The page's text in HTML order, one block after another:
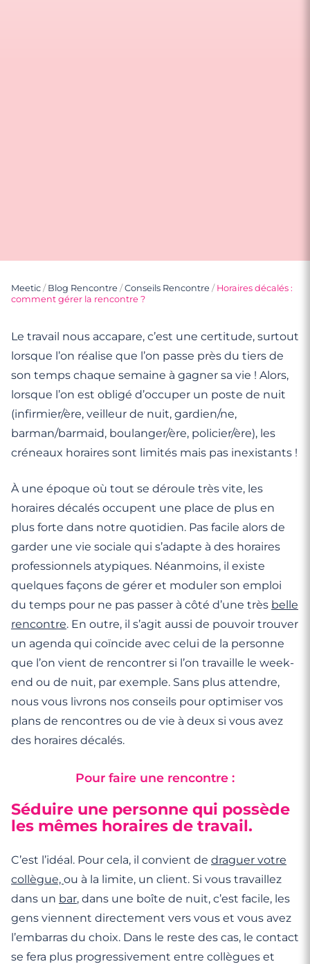
Meetic / Blog Rencontre /Conseils Rencontre / Horaires décalés :
comment gérer la rencontre ?
Le travail nous accapare, c’est une certitude, surtout
lorsque l’on réalise que l’on passe près du tiers de
son temps chaque semaine à gagner sa vie ! Alors,
lorsque l’on est obligé d’occuper un poste de nuit
(infirmier/ère, veilleur de nuit, gardien/ne,
barman/barmaid, boulanger/ère, policier/ère), les
créneaux horaires sont limités mais pas inexistants !
À une époque où tout se déroule très vite, les
horaires décalés occupent une place de plus en
plus forte dans notre quotidien. Pas facile alors de
garder une vie sociale qui s’adapte à des horaires
professionnels atypiques. Néanmoins, il existe
quelques façons de gérer et moduler son emploi
du temps pour ne pas passer à côté d’une très belle
rencontre. En outre, il s’agit aussi de pouvoir trouver
un agenda qui coïncide avec celui de la personne
que l’on vient de rencontrer si l’on travaille le week-
end ou de nuit, par exemple. Sans plus attendre,
nous vous livrons nos conseils pour optimiser vos
plans de rencontres ou de vie à deux si vous avez
des horaires décalés.
Pour faire une rencontre :
Séduire une personne qui possède
les mêmes horaires de travail.
C’est l’idéal. Pour cela, il convient de draguer votre
collègue, ou à la limite, un client. Si vous travaillez
dans un bar, dans une boîte de nuit, c’est facile, les
gens viennent directement vers vous et vous avez
l’embarras du choix. Dans le reste des cas, le contact
se fera plus progressivement entre collègues et